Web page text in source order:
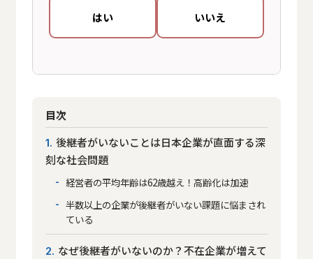
はい いいえ
目次
1 後継者がいないことは日本企業が直面する深
刻な社会問題
経営者の平均年齢は62歳越え！高齢化は加速
半数以上の企業が後継者がいない課題に悩まされ
ている
2
なぜ後継者がいないのか？不在企業が増えて